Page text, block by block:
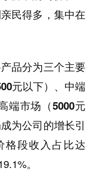
民得多，集中在
品分为三个主要
元以下）、中端
端市场（5000元
为公司的增长引
格段收入占比达
。